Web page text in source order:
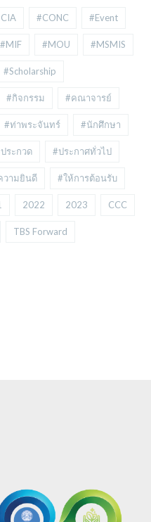
#CONC #Event
#MIF #MOU #MSMIS
#Scholarship
#กิจกรรม #คณาจารย์
#ท่าพระจันทร์ #นักศึกษา
ระกวด #ประกาศทั่วไป
วามยินดี #ให้การต้อนรับ
2022 2023 CCC
TBS Forward